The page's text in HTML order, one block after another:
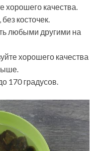
хорошего качества.
косточек.
любыми другими на
хорошего качества
170 градусов.